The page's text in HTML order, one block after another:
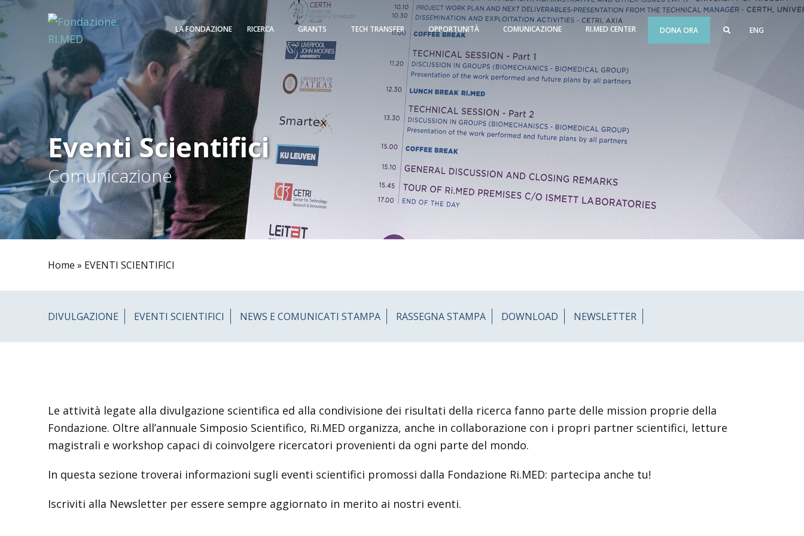
LA FONDAZIONE RICERCA GRANTS TECH TRANSFER OPPORTUNITÀ COMUNICAZIONE RI.MED CENTER DONA ORA ENG
Eventi Scientifici
Comunicazione
Home » EVENTI SCIENTIFICI
DIVULGAZIONE EVENTI SCIENTIFICI NEWS E COMUNICATI STAMPA RASSEGNA STAMPA DOWNLOAD NEWSLETTER
Le attività legate alla divulgazione scientifica ed alla condivisione dei risultati della ricerca fanno parte delle mission proprie della
Fondazione. Oltre all’annuale Simposio Scientifico, Ri.MED organizza, anche in collaborazione con i propri partner scientifici, letture
magistrali e workshop capaci di coinvolgere ricercatori provenienti da ogni parte del mondo.
In questa sezione troverai informazioni sugli eventi scientifici promossi dalla Fondazione Ri.MED: partecipa anche tu!
Iscriviti alla Newsletter per essere sempre aggiornato in merito ai nostri eventi.